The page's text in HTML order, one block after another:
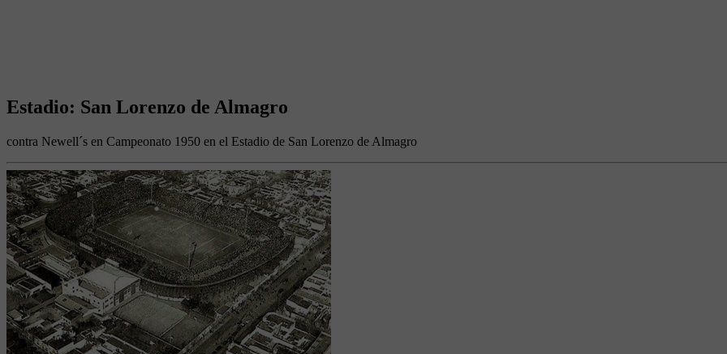
Estadio: San Lorenzo de Almagro
contra Newell´s en Campeonato 1950 en el Estadio de San Lorenzo de Almagro